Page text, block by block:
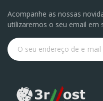
Acompanhe as nossas
utilizaremos o seu email em